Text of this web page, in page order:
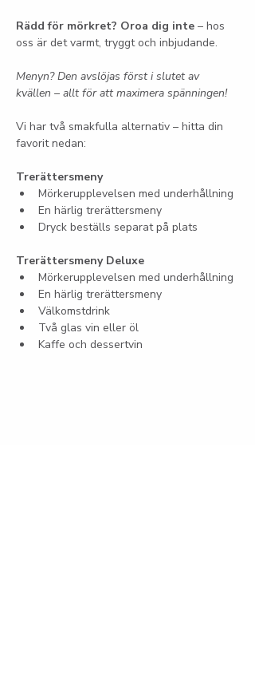
Rädd för mörkret? Oroa dig inte – hos
oss är det varmt, tryggt och inbjudande.
Menyn? Den avslöjas först i slutet av
kvällen – allt för att maximera spänningen!
Vi har två smakfulla alternativ – hitta din
favorit nedan:
Trerättersmeny
Mörkerupplevelsen med underhållning
En härlig trerättersmeny
Dryck beställs separat på plats
Trerättersmeny Deluxe
Mörkerupplevelsen med underhållning
En härlig trerättersmeny
Välkomstdrink
Två glas vin eller öl
Kaffe och dessertvin